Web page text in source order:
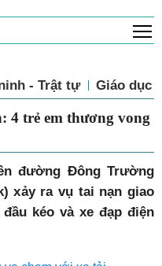
- Trật tự Giáo dục
4 trẻ em thương vong
đường Đông Trường
xảy ra vụ tai nạn giao
kéo và xe đạp điện